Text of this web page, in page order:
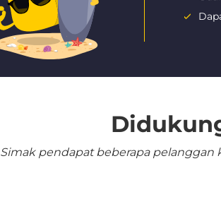
Simak pendapat beberapa pelanggan